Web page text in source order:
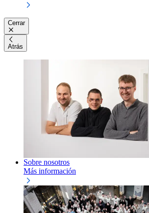
Cerrar
Atrás
Sobre nosotros
Más información